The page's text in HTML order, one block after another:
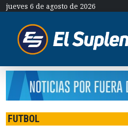
jueves 6 de agosto de 2026
FUTBOL